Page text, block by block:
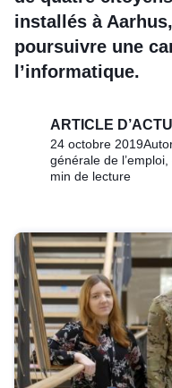
installés à
poursuivre une
l’informatique.
ARTICLE
24 octobre 2019
générale de
min de lecture